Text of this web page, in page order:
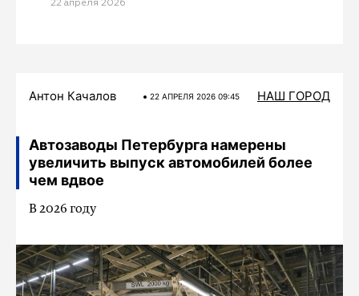
22 апреля 2026
Антон Качалов 22 АПРЕЛЯ 2026 09:45 НАШ ГОРОД
Автозаводы Петербурга намерены
увеличить выпуск автомобилей более
чем вдвое
В 2026 году